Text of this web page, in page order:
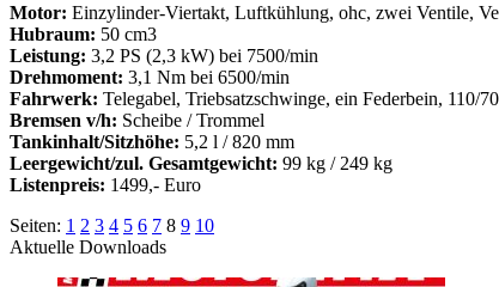
Motor: Einzylinder-Viertakt, Luftkühlung, ohc, zwei Ventile,
Hubraum: 50 cm3
Leistung: 3,2 PS (2,3 kW) bei 7500/min
Drehmoment: 3,1 Nm bei 6500/min
Fahrwerk: Telegabel, Triebsatzschwinge, ein Federbein, 110/
Bremsen v/h: Scheibe / Trommel
Tankinhalt/Sitzhöhe: 5,2 l / 820 mm
Leergewicht/zul. Gesamtgewicht: 99 kg / 249 kg
Listenpreis: 1499,- Euro
Seiten: 1 2 3 4 5 6 7 8 9 10
Aktuelle Downloads